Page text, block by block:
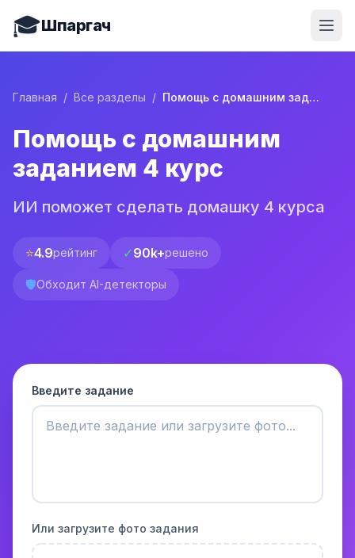
🎓Шпаргач
Главная / Все разделы / Помощь с домашним заданием 4 курс
Помощь с домашним
заданием 4 курс
ИИ поможет сделать домашку 4 курса
⭐4.9рейтинг ✓90k+решено
🛡️Обходит AI-детекторы
Введите задание
Или загрузите фото задания